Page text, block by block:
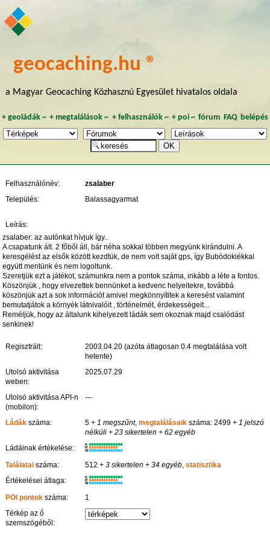
geocaching.hu ®
a Magyar Geocaching Közhasznú Egyesület hivatalos oldala
+ geoládák~ +megtalálások ~ + felhasználók~ + poi~ fórum FAQ belépés
Felhasználónév:
zsalaber
Település:
Balassagyarmat
Leírás:
zsalaber: az autónkat hívjuk így..
A csapatunk ált. 2 főből áll, bár néha sokkal többen megyünk kirándulni. A
keresgélést az elsők között kezdtük, de nem volt saját gps, így Bubódokiékkal
együtt mentünk és nem logoltunk.
Szeretjük ezt a játékot, számunkra nem a pontok száma, inkább a léte a fontos.
Köszönjük , hogy elvezettek bennünket a kedvenc helyeitekre, továbbá
köszönjük azt a sok információt amivel megkönnyítitek a keresést valamint
bemutatjátok a környék látnivalóit , történelmét, érdekességeit...
Reméljük, hogy az általunk kihelyezett ládák sem okoznak majd csalódást
senkinek!
Regisztrált:
2003.04.20 (azóta átlagosan 0.4 megtalálása volt
hetente)
Utolsó aktivitása
weben:
2025.07.29
Utolsó aktivitása API-n
(mobilon):
---
Ládák száma: 5 + 1 megszűnt,megtalálásaik száma: 2499 + 1 jelszó
nélküli + 23 sikertelen + 62 egyéb
Ládáinak értékelése:
K
R
W
Találatai száma: 512 + 3 sikertelen + 34 egyéb,statisztika
Értékelései átlaga:
K
R
W
POI pontok száma:
1
Térkép az ő
szemszögéből: